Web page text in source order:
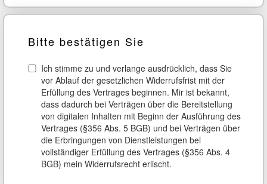
Bitte bestätigen Sie
Ich stimme zu und verlange ausdrücklich, dass Sie
vor Ablauf der gesetzlichen Widerrufsfrist mit der
Erfüllung des Vertrages beginnen. Mir ist bekannt,
dass dadurch bei Verträgen über die Bereitstellung
von digitalen Inhalten mit Beginn der Ausführung des
Vertrages (§356 Abs. 5 BGB) und bei Verträgen über
die Erbringungen von Dienstleistungen bei
vollständiger Erfüllung des Vertrages (§356 Abs. 4
BGB) mein Widerrufsrecht erlischt.